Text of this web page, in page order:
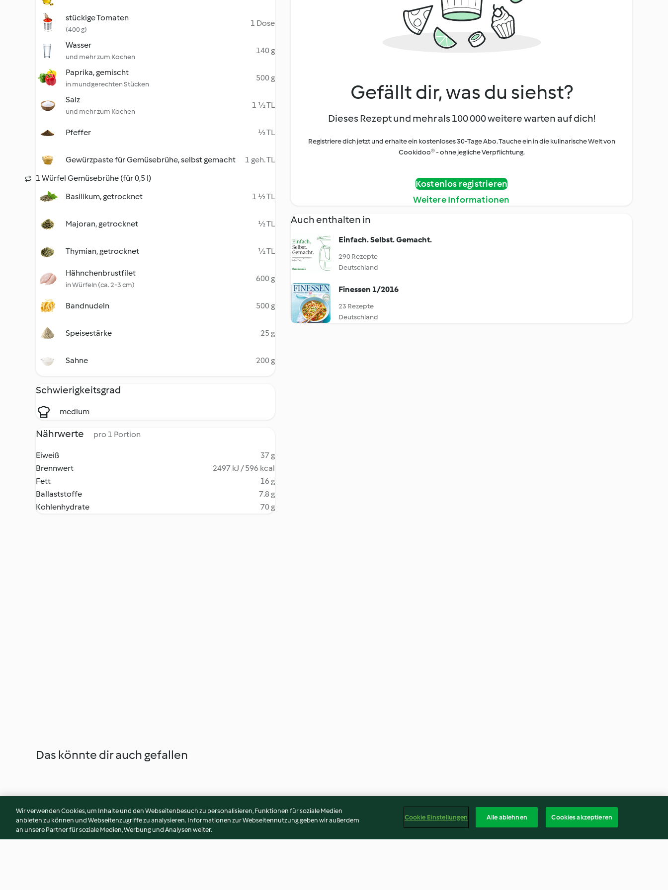
stückige Tomaten
(400 g)
1 Dose
Wasser
und mehr zum Kochen
140 g
Paprika, gemischt
in mundgerechten Stücken
500 g
Salz
und mehr zum Kochen
1 ½ TL
Pfeffer ½ TL
Gewürzpaste für Gemüsebrühe, selbst gemacht
1 geh. TL
1 Würfel Gemüsebrühe (für 0,5 l)
Basilikum, getrocknet
1 ½ TL
Majoran, getrocknet ½ TL
Thymian, getrocknet ½ TL
Hähnchenbrustfilet
in Würfeln (ca. 2-3 cm)
600 g
Bandnudeln 500 g
Speisestärke 25 g
Sahne 200 g
Schwierigkeitsgrad
medium
Nährwerte pro 1 Portion
Eiweiß
37 g
Brennwert
2497 kJ / 596 kcal
Fett
16 g
Ballaststoffe
7.8 g
Kohlenhydrate
70 g
Gefällt dir, was du siehst?
Dieses Rezept und mehr als 100 000 weitere warten auf dich!
Registriere dich jetzt und erhalte ein kostenloses 30-Tage Abo. Tauche ein in die kulinarische Welt von
Cookidoo® - ohne jegliche Verpflichtung.
Kostenlos registrieren
Weitere Informationen
Auch enthalten in
Einfach. Selbst. Gemacht.
290 Rezepte
Deutschland
Finessen 1/2016
23 Rezepte
Deutschland
Das könnte dir auch gefallen
Wir verwenden Cookies, um Inhalte und den Webseitenbesuch zu personalisieren, Funktionen für soziale Medien
anbieten zu können und Webseitenzugriffe zu analysieren. Informationen zur Webseitennutzung geben wir außerdem
an unsere Partner für soziale Medien, Werbung und Analysen weiter.
Cookie Einstellungen Alle ablehnen Cookies akzeptieren